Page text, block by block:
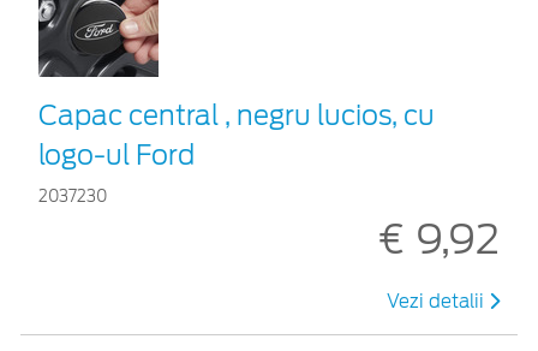
Capac central , negru lucios, cu
logo-ul Ford
2037230
€ 9,92
Vezi detalii